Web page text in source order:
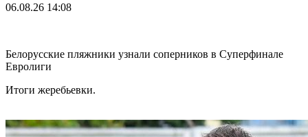
06.08.26 14:08
Белорусские пляжники узнали соперников в Суперфинале
Евролиги
Итоги жеребьевки.